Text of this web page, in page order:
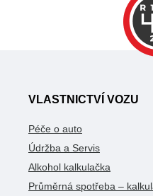
VLASTNICTVÍ VOZU
Péče o auto
Údržba a Servis
Alkohol kalkulačka
Průměrná spotřeba –